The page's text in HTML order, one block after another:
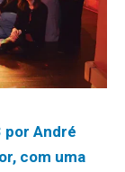
por André
com uma